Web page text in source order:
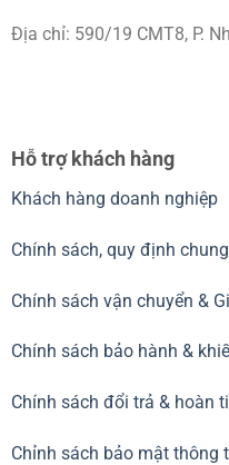
Địa chỉ: 590/19 CMT8, P.
Hỗ trợ khách hàng
Khách hàng doanh nghiệp
Chính sách, quy định chung
Chính sách vận chuyển &
Chính sách bảo hành &
Chính sách đổi trả & hoàn
Chỉnh sách bảo mật thông